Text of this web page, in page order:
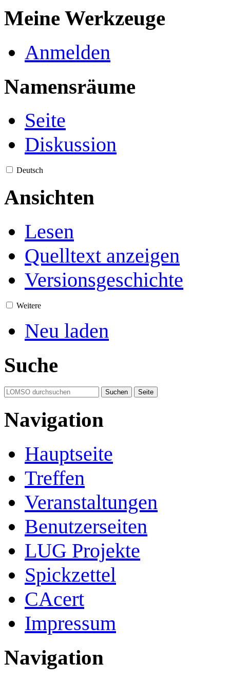
Meine Werkzeuge
Anmelden
Namensräume
Seite
Diskussion
Deutsch
Ansichten
Lesen
Quelltext anzeigen
Versionsgeschichte
Weitere
Neu laden
Suche
Navigation
Hauptseite
Treffen
Veranstaltungen
Benutzerseiten
LUG Projekte
Spickzettel
CAcert
Impressum
Navigation